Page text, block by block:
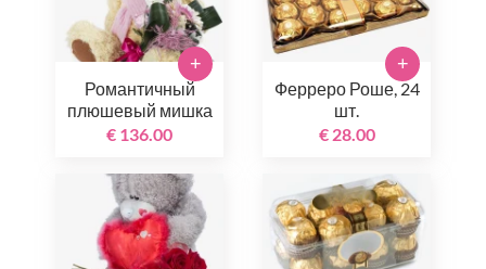
Романтичный
плюшевый мишка
€ 136.00
+
Ферреро Роше, 24
шт.
€ 28.00
+